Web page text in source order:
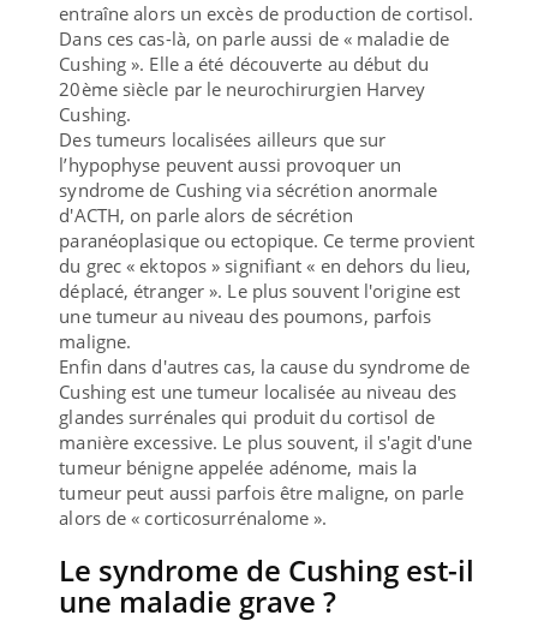
entraîne alors un excès de production de cortisol.
Dans ces cas-là, on parle aussi de « maladie de
Cushing ». Elle a été découverte au début du
20ème siècle par le neurochirurgien Harvey
Cushing.
Des tumeurs localisées ailleurs que sur
l’hypophyse peuvent aussi provoquer un
syndrome de Cushing via sécrétion anormale
d'ACTH, on parle alors de sécrétion
paranéoplasique ou ectopique. Ce terme provient
du grec « ektopos » signifiant « en dehors du lieu,
déplacé, étranger ». Le plus souvent l'origine est
une tumeur au niveau des poumons, parfois
maligne.
Enfin dans d'autres cas, la cause du syndrome de
Cushing est une tumeur localisée au niveau des
glandes surrénales qui produit du cortisol de
manière excessive. Le plus souvent, il s'agit d'une
tumeur bénigne appelée adénome, mais la
tumeur peut aussi parfois être maligne, on parle
alors de « corticosurrénalome ».
Le syndrome de Cushing est-il
une maladie grave ?